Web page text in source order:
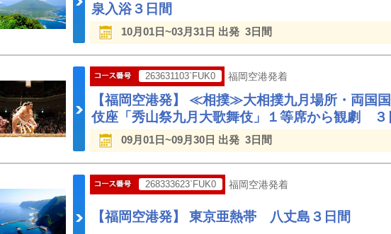
泉入浴３日間
10月01日~03月31日 出発 3日間
263631103`FUK0 福岡空港発着
【福岡空港発】 ≪相撲≫大相撲九月場所・両国
伎座「秀山祭九月大歌舞伎」１等席から観劇 ３
09月01日~09月30日 出発 3日間
268333623`FUK0 福岡空港発着
【福岡空港発】 東京亜熱帯 八丈島３日間